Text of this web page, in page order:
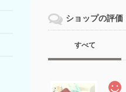
ショップの評価
すべて